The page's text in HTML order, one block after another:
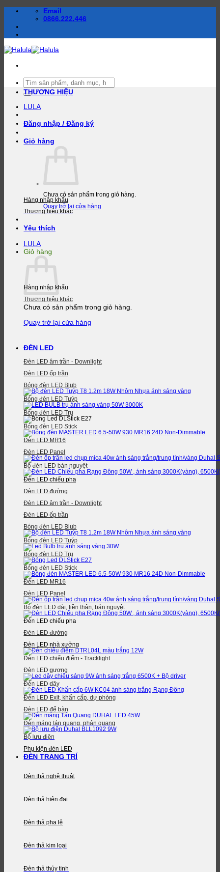
dung
Email
0866.222.446
Tìm
kiếm:
LULA
Đăng nhập / Đăng ký
Giỏ hàng
Chưa có sản phẩm trong giỏ hàng.
Quay trở lại cửa hàng
Yêu thích
LULA
Giỏ hàng
Chưa có sản phẩm trong giỏ hàng.
Quay trở lại cửa hàng
THƯƠNG HIỆU
Hàng nhập khẩu
Thương hiệu khác
Hàng nhập khẩu
Thương hiệu khác
ĐÈN LED
Đèn LED âm trần - Downlight
Đèn LED ốp trần
Bóng đèn LED Blub
Bóng đèn LED Tuýp
Bóng đèn LED Trụ
Bóng đèn LED Stick
Đèn LED MR16
Đèn LED Panel
Bộ đèn LED bán nguyệt
Đèn LED chiếu pha
Đèn LED đường
Đèn LED âm trần - Downlight
Đèn LED ốp trần
Bóng đèn LED Blub
Bóng đèn LED Tuýp
Bóng đèn LED Trụ
Bóng đèn LED Stick
Đèn LED MR16
Đèn LED Panel
Bộ đèn LED dài, liền thân, bán nguyệt
Đèn LED chiếu pha
Đèn LED đường
Đèn LED nhà xưởng
Đèn LED chiếu điểm - Tracklight
Đèn LED gương
Đèn LED dây
Đèn LED Exit, khẩn cấp, dự phòng
Đèn LED để bàn
Đèn máng tán quang, phản quang
Bộ lưu điện
Phụ kiện đèn LED
ĐÈN TRANG TRÍ
Đèn thả nghệ thuật
Đèn thả hiện đại
Đèn thả pha lê
Đèn thả kim loại
Đèn thả thủy tinh